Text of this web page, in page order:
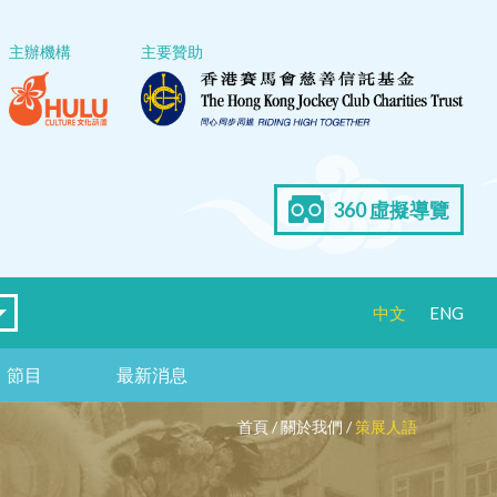
主辦機構 主要贊助
360 虛擬導覽
中文 ENG
節目 最新消息
首頁/關於我們 /策展人語